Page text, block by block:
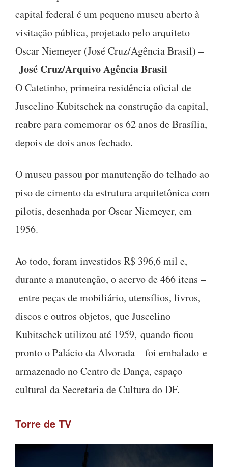
capital federal é um pequeno museu aberto à
visitação pública, projetado pelo arquiteto
Oscar Niemeyer (José Cruz/Agência Brasil) –
José Cruz/Arquivo Agência Brasil
O Catetinho, primeira residência oficial de
Juscelino Kubitschek na construção da capital,
reabre para comemorar os 62 anos de Brasília,
depois de dois anos fechado.
O museu passou por manutenção do telhado ao
piso de cimento da estrutura arquitetônica com
pilotis, desenhada por Oscar Niemeyer, em
1956.
Ao todo, foram investidos R$ 396,6 mil e,
durante a manutenção, o acervo de 466 itens –
entre peças de mobiliário, utensílios, livros,
discos e outros objetos, que Juscelino
Kubitschek utilizou até 1959, quando ficou
pronto o Palácio da Alvorada – foi embalado e
armazenado no Centro de Dança, espaço
cultural da Secretaria de Cultura do DF.
Torre de TV